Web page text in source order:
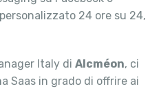
24 ore su 24,
Italy di Alcméon, ci
Saas in grado di offrire ai